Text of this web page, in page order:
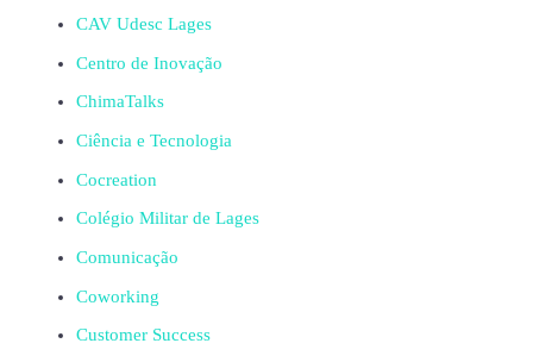
CAV Udesc Lages
Centro de Inovação
ChimaTalks
Ciência e Tecnologia
Cocreation
Colégio Militar de Lages
Comunicação
Coworking
Customer Success